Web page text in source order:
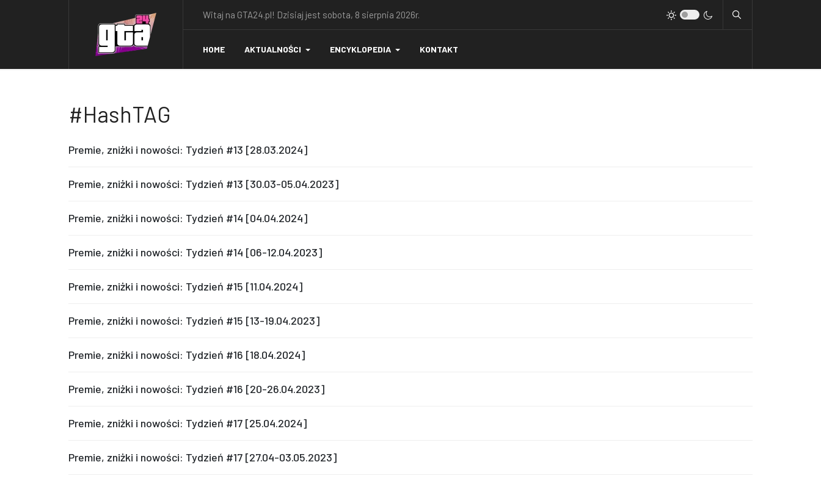
Witaj na GTA24.pl! Dzisiaj jest sobota, 8 sierpnia 2026r.
HOME AKTUALNOŚCI ENCYKLOPEDIA KONTAKT
#HashTAG
Premie, zniżki i nowości: Tydzień #13 [28.03.2024]
Premie, zniżki i nowości: Tydzień #13 [30.03-05.04.2023]
Premie, zniżki i nowości: Tydzień #14 [04.04.2024]
Premie, zniżki i nowości: Tydzień #14 [06-12.04.2023]
Premie, zniżki i nowości: Tydzień #15 [11.04.2024]
Premie, zniżki i nowości: Tydzień #15 [13-19.04.2023]
Premie, zniżki i nowości: Tydzień #16 [18.04.2024]
Premie, zniżki i nowości: Tydzień #16 [20-26.04.2023]
Premie, zniżki i nowości: Tydzień #17 [25.04.2024]
Premie, zniżki i nowości: Tydzień #17 [27.04-03.05.2023]